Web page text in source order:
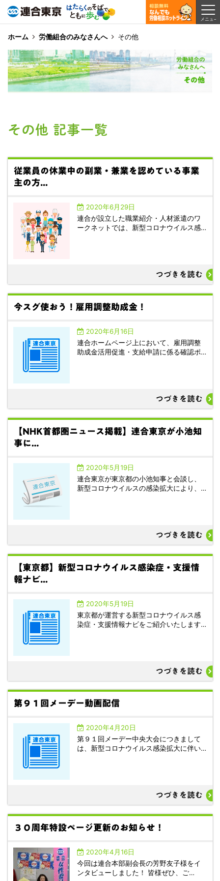
ホーム 労働組合のみなさんへ その他
その他 記事一覧
従業員の休業中の副業・兼業を認めている事業
主の方...
2020年6月29日
連合が設立した職業紹介・人材派遣のワ
ークネットでは、新型コロナウイルス感…
つづきを読む
今スグ使おう！雇用調整助成金！
2020年6月16日
連合ホームページ上において、雇用調整
助成金活用促進・支給申請に係る確認ポ…
つづきを読む
【NHK首都圏ニュース掲載】連合東京が小池知
事に...
2020年5月19日
連合東京が東京都の小池知事と会談し、
新型コロナウイルスの感染拡大により、…
つづきを読む
【東京都】新型コロナウイルス感染症・支援情
報ナビ...
2020年5月19日
東京都が運営する新型コロナウイルス感
染症・支援情報ナビをご紹介いたします…
つづきを読む
第９１回メーデー動画配信
2020年4月20日
第９１回メーデー中央大会につきまして
は、新型コロナウイルス感染拡大に伴い…
つづきを読む
３０周年特設ページ更新のお知らせ！
2020年4月16日
今回は連合本部副会長の芳野友子様をイ
ンタビューしました！ 皆様ぜひ、ご…